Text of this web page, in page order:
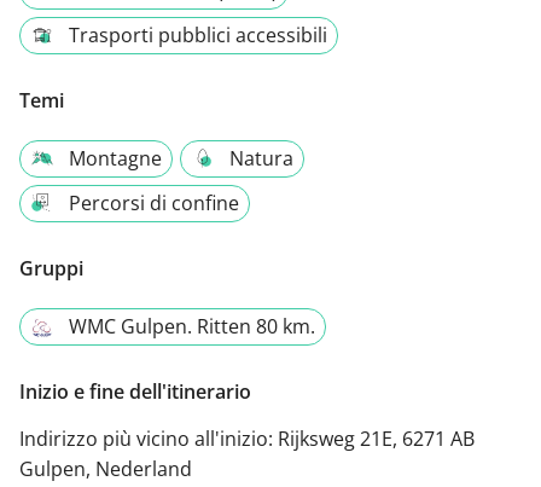
Trasporti pubblici accessibili
Temi
Montagne
Natura
Percorsi di confine
Gruppi
WMC Gulpen. Ritten 80 km.
Inizio e fine dell'itinerario
Indirizzo più vicino all'inizio: Rijksweg 21E, 6271 AB
Gulpen, Nederland